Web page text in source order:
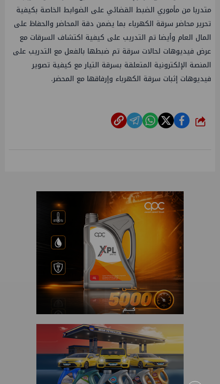
متدربا من مأموري الضبط القضائي على الضوابط الخاصة بكيفية
تحرير محاضر سرقة الكهرباء بما يضمن دقة المحاضر والحفاظ على
المال العام وأيضا تم التدريب على كيفية اكتشاف السرقات مع
عرض فيديوهات لحالات سرقة تم ضبطها بالفعل مع التدريب على
المنصة الإلكترونية المتعلقة بسرقة التيار مع كيفية تصوير
فيديوهات إثبات سرقة الكهرباء وإرفاقها مع المحضر.
شارك